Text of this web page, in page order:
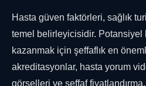
Hasta güven faktörleri, sağlık
temel belirleyicisidir. Potansiyel
kazanmak için şeffaflık en
akreditasyonlar, hasta yorum
görselleri ve şeffaf fiyatlandırma,